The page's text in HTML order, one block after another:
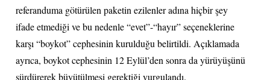
referanduma götürülen paketin ezilenler adına hiçbir şey
ifade etmediği ve bu nedenle “evet”-“hayır” seçeneklerine
karşı “boykot” cephesinin kurulduğu belirtildi. Açıklamada
ayrıca, boykot cephesinin 12 Eylül’den sonra da yürüyüşünü
sürdürerek büyütülmesi gerektiği vurgulandı.